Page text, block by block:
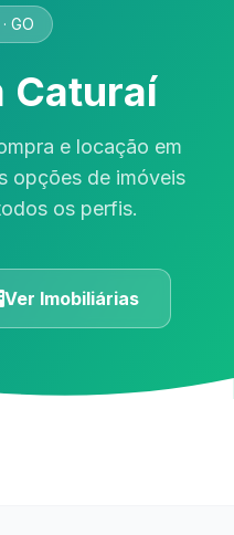
GO
Caturaí
e locação em
opções de imóveis
os perfis.
Ver Imobiliárias